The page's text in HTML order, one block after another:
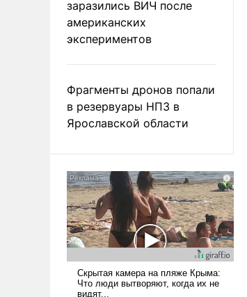
заразились ВИЧ после
американских
экспериментов
Фрагменты дронов попали
в резервуары НПЗ в
Ярославской области